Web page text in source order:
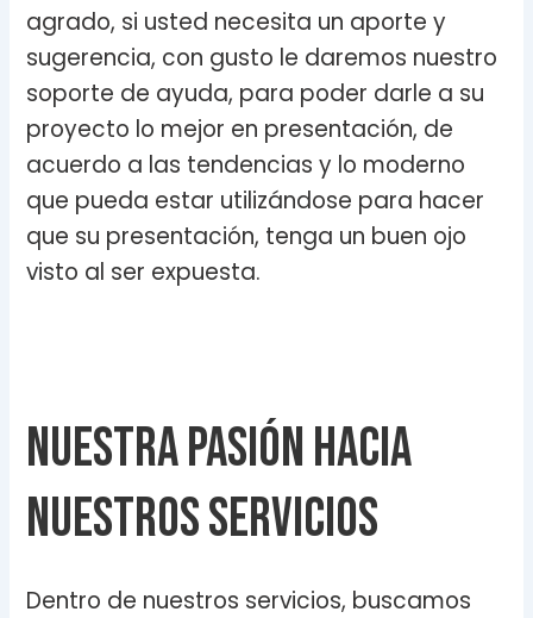
agrado, si usted necesita un aporte y
sugerencia, con gusto le daremos nuestro
soporte de ayuda, para poder darle a su
proyecto lo mejor en presentación, de
acuerdo a las tendencias y lo moderno
que pueda estar utilizándose para hacer
que su presentación, tenga un buen ojo
visto al ser expuesta.
Nuestra pasión hacia
nuestros servicios
Dentro de nuestros servicios, buscamos